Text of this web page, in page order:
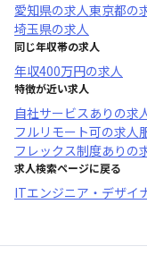
愛知県の求人東京都の
埼玉県の求人
同じ年収帯の求人
年収400万円の求人
特徴が近い求人
自社サービスあり の求
フルリモート可の求人
フレックス制度あり の
求人検索ページに戻る
ITエンジニア・デザイ